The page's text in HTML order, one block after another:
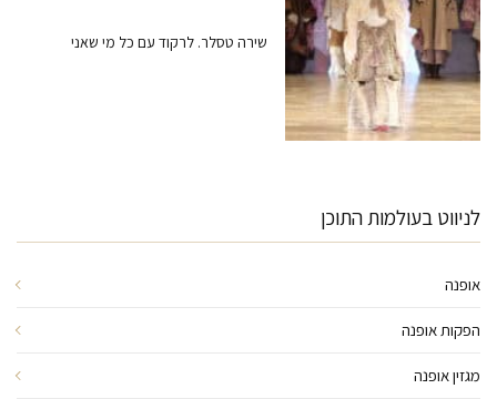
שירה טסלר. לרקוד עם כל מי שאני
לניווט בעולמות התוכן
אופנה
הפקות אופנה
מגזין אופנה